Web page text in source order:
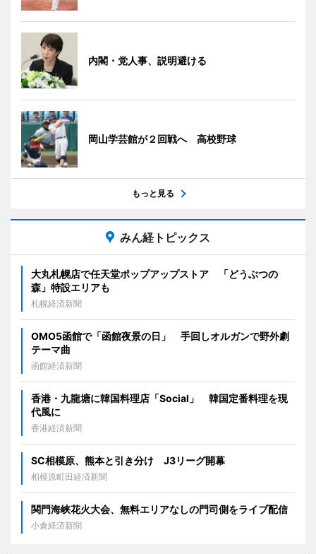
内閣・党人事、説明避ける
岡山学芸館が２回戦へ 高校野球
もっと見る
みん経トピックス
大丸札幌店で任天堂ポップアップストア 「どうぶつの
森」特設エリアも
札幌経済新聞
OMO5函館で「函館夜景の日」 手回しオルガンで野外劇
テーマ曲
函館経済新聞
香港・九龍塘に韓国料理店「Social」 韓国定番料理を現
代風に
香港経済新聞
SC相模原、熊本と引き分け J3リーグ開幕
相模原町田経済新聞
関門海峡花火大会、無料エリアなしの門司側をライブ配信
小倉経済新聞